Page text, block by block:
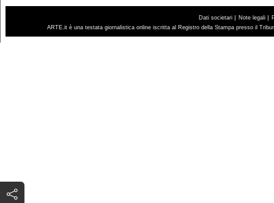
Dati societari | Note legali |
ARTE.it è una testata giornalistica online iscritta al Registro della Stampa presso il